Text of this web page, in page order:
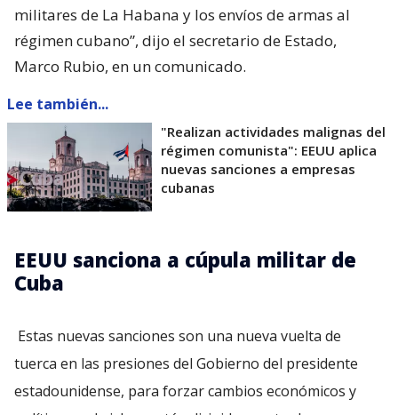
militares de La Habana y los envíos de armas al
régimen cubano”, dijo el secretario de Estado,
Marco Rubio, en un comunicado.
Lee también...
"Realizan actividades malignas del
régimen comunista": EEUU aplica
nuevas sanciones a empresas
cubanas
EEUU sanciona a cúpula militar de
Cuba
Estas nuevas sanciones son una nueva vuelta de
tuerca en las presiones del Gobierno del presidente
estadounidense, para forzar cambios económicos y